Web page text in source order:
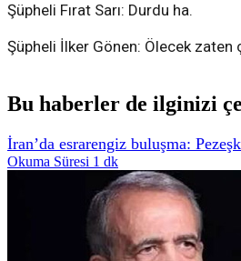
Şüpheli Fırat Sarı: Durdu ha.
Şüpheli İlker Gönen: Ölecek zaten
Bu haberler de ilginizi
İran’da esrarengiz buluşma:
Okuma Süresi 1 dk